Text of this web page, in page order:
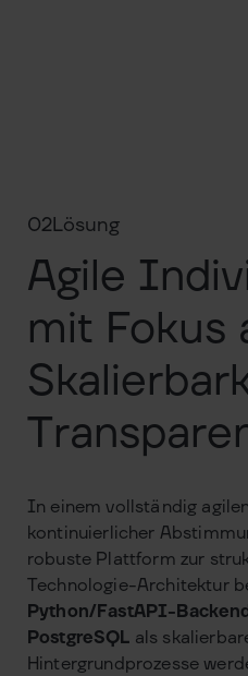
02Lösung
Agile
mit Fokus
In einem vollständig
kontinuierlicher
robuste Plattform zur
Technologie-Architektur
Python/FastAPI-Backend
PostgreSQL als
Hintergrundprozesse